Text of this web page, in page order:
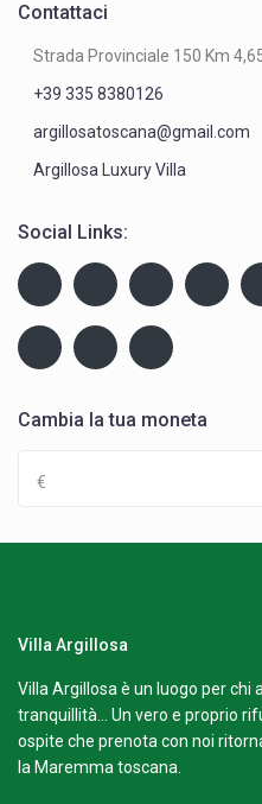
Contattaci
Strada Provinciale 150 Km
+39 335 8380126
argillosatoscana@gmail.com
Argillosa Luxury Villa
Social Links:
Cambia la tua moneta
€
Villa Argillosa
Villa Argillosa è un luogo per chi
tranquillità… Un vero e proprio
ospite che prenota con noi
la Maremma toscana.